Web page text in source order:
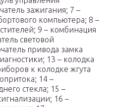
зажигания; 7 –
компьютера; 8 –
9 – комбинация
световой
привода замка
13 – колодка
к колодке жгута
14 –
стекла; 15 –
16 –